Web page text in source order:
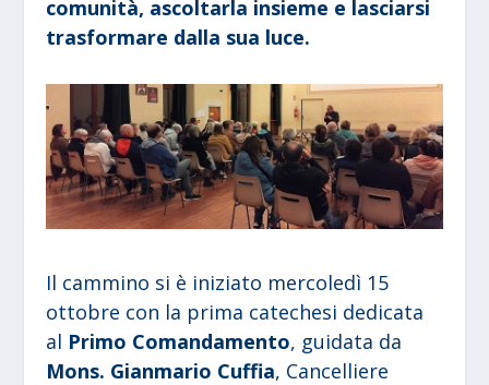
comunità, ascoltarla insieme e lasciarsi
trasformare dalla sua luce.
Il cammino si è iniziato mercoledì 15
ottobre con la prima catechesi dedicata
al Primo Comandamento, guidata da
Mons. Gianmario Cuffia, Cancelliere